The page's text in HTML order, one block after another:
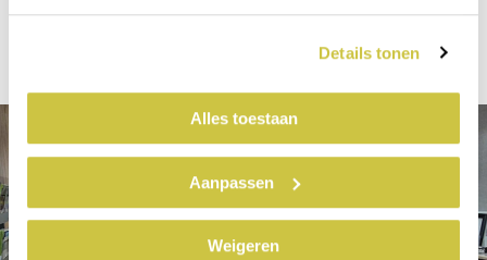
Details tonen
Alles toestaan
Aanpassen
Weigeren
Wij zijn aangesloten bij het NWA (Nationaal